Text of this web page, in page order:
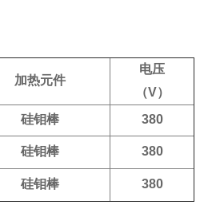
加热元件
电压
（V）
硅钼棒 380
硅钼棒 380
硅钼棒 380